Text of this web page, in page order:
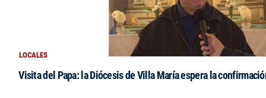
LOCALES
Visita del Papa: la Diócesis de Villa María espera la